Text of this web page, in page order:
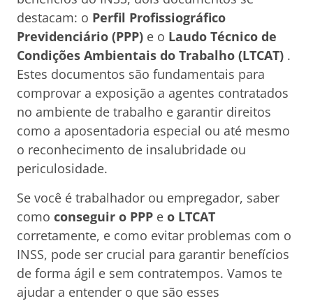
destacam: o Perfil Profissiográfico
Previdenciário (PPP) e o Laudo Técnico de
Condições Ambientais do Trabalho (LTCAT) .
Estes documentos são fundamentais para
comprovar a exposição a agentes contratados
no ambiente de trabalho e garantir direitos
como a aposentadoria especial ou até mesmo
o reconhecimento de insalubridade ou
periculosidade.
Se você é trabalhador ou empregador, saber
como conseguir o PPP e o LTCAT
corretamente, e como evitar problemas com o
INSS, pode ser crucial para garantir benefícios
de forma ágil e sem contratempos. Vamos te
ajudar a entender o que são esses